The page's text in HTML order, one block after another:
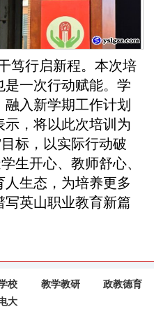
笃行启新程。本次培
一次行动赋能。学
入新学期工作计划
，将以此次培训为
标，以实际行动破
生开心、教师舒心、
生态，为培养更多
写英山职业教育新篇
校 教学教研
政教德育
大